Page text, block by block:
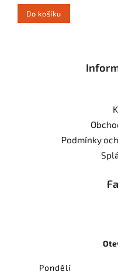
Do košíku
Podmínky
Pondělí